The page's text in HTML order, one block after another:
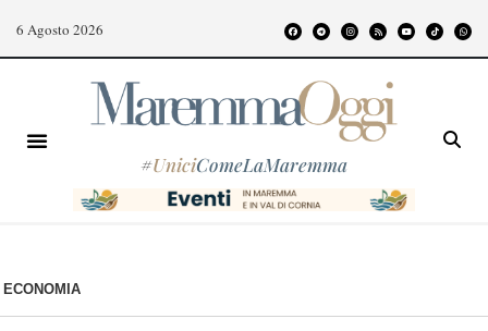
6 Agosto 2026
#UniciComeLaMaremma
ECONOMIA